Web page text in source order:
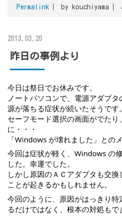
Permalink by kouchiyama
2013.03.20
昨日の事例より
今日は祭日でお休みです。
ノートパソコンで、電源アダプ
源が落ちる症状が続いたそうです。
セーフモード選択の画面がでたり
に・・・
「Windows が壊れました」との
今回は症状が軽く、Windows の
した。幸運でした。
しかし原因のＡＣアダプタも交
ことが起きるかもしれません。
今回のように、原因がはっきり
るだけではなく、根本の対処も